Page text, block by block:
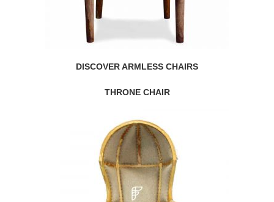
DISCOVER ARMLESS CHAIRS
THRONE CHAIR